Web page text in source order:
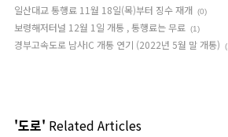
일산대교 통행료 11월 18일(목)부터 징수 재개 (0)
보령해저터널 12월 1일 개통 , 통행료는 무료 (1)
경부고속도로 남사IC 개통 연기 (2022년 5월 말 개통)
'도로' Related Articles